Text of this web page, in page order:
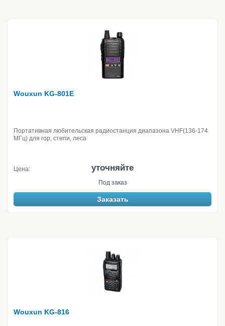
Wouxun KG-801E
Портативная любительская радиостанция диапазона VHF(136-174
МГц) для гор, степи, леса
Цена: уточняйте
Под заказ
Заказать
Wouxun KG-816